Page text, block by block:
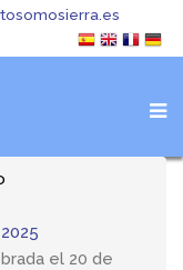
2025
el 20 de